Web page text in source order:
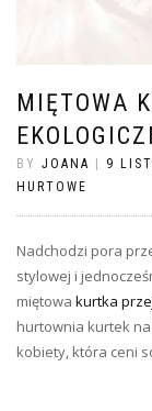
MIĘTOWA
BY JOANA | 9
HURTOWE
Nadchodzi pora
stylowej i
miętowa kurtka
hurtownia kurtek
kobiety, która ceni